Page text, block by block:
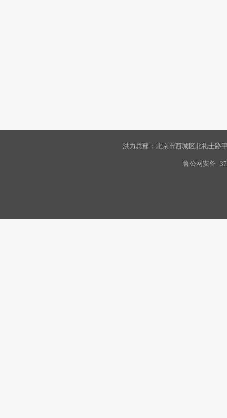
洪力总部：北京市西城区北礼士路
鲁公网安备